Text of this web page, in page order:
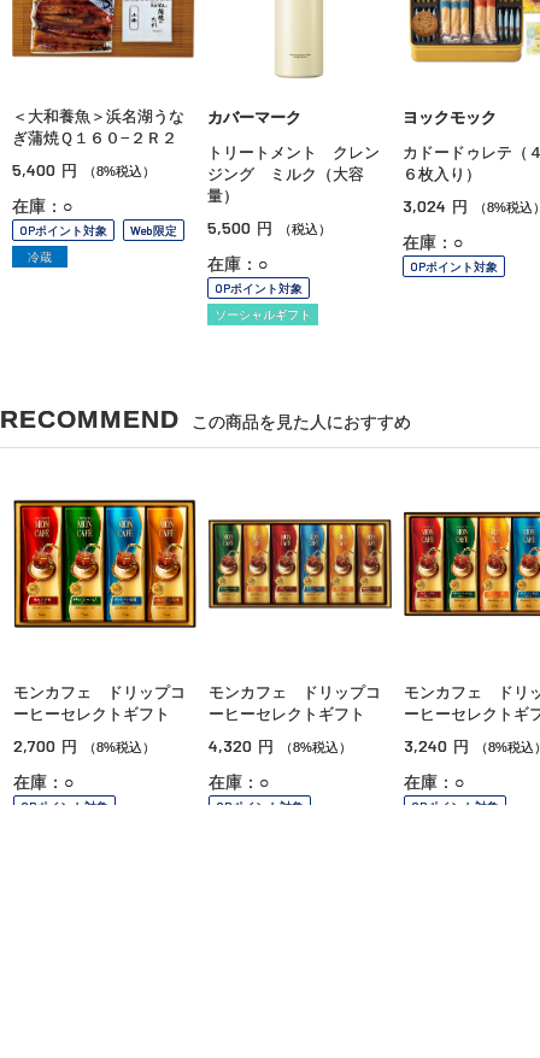
＜大和養魚＞浜名湖うな
ぎ蒲焼Ｑ１６０−２Ｒ２
5,400 円 （8%税込）
在庫：○
OPポイント対象
Web限定
冷蔵
カバーマーク
トリートメント クレン
ジング ミルク（大容
量）
5,500 円 （税込）
在庫：○
OPポイント対象
ソーシャルギフト
ヨックモック
カドードゥレテ（
６枚入り）
3,024 円 （8%税込
在庫：○
OPポイント対象
RECOMMEND この商品を見た人におすすめ
モンカフェ ドリップコ
ーヒーセレクトギフト
2,700 円 （8%税込）
在庫：○
OPポイント対象
モンカフェ ドリップコ
ーヒーセレクトギフト
4,320 円 （8%税込）
在庫：○
OPポイント対象
モンカフェ ドリ
ーヒーセレクトギ
3,240 円 （8%税込
在庫：○
OPポイント対象